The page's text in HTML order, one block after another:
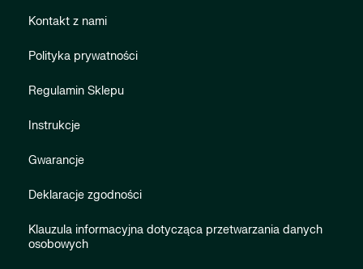
Kontakt z nami
Polityka prywatności
Regulamin Sklepu
Instrukcje
Gwarancje
Deklaracje zgodności
Klauzula informacyjna dotycząca przetwarzania danych
osobowych